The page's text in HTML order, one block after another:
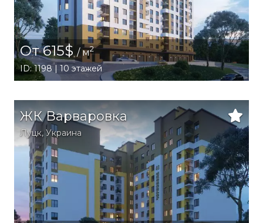
От 615$ / м2
ID: 1198 | 10 этажей
ЖК Варваровка
Луцк, Украина